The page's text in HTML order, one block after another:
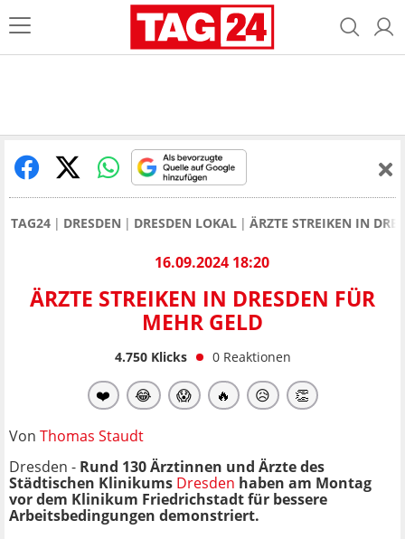
TAG24 DRESDEN DRESDEN LOKAL ÄRZTE STREIKEN IN
16.09.2024 18:20
ÄRZTE STREIKEN IN DRESDEN FÜR
MEHR GELD
4.750Klicks 0 Reaktionen
❤️ 😂 😱 🔥 😥 👏
Von Thomas Staudt
Dresden - Rund 130 Ärztinnen und Ärzte des
Städtischen Klinikums Dresden haben am Montag
vor dem Klinikum Friedrichstadt für bessere
Arbeitsbedingungen demonstriert.